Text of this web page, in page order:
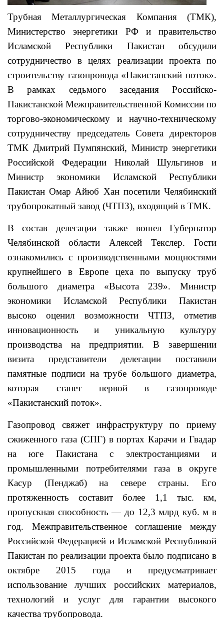
Трубная Металлургическая Компания (ТМК),
Министерство энергетики РФ и правительство
Исламской Республики Пакистан обсудили
сотрудничество в целях реализации проекта по
строительству газопровода «Пакистанский поток».
В рамках седьмого заседания Российско-
Пакистанской Межправительственной Комиссии по
торгово-экономическому и научно-техническому
сотрудничеству председатель Совета директоров
ТМК Дмитрий Пумпянский, Министр энергетики
Российской Федерации Николай Шульгинов и
Министр экономики Исламской Республики
Пакистан Омар Айюб Хан посетили Челябинский
трубопрокатный завод (ЧТПЗ), входящий в ТМК.
В состав делегации также вошел Губернатор
Челябинской области Алексей Текслер. Гости
ознакомились с производственными мощностями
крупнейшего в Европе цеха по выпуску труб
большого диаметра «Высота 239». Министр
экономики Исламской Республики Пакистан
высоко оценил возможности ЧТПЗ, отметив
инновационность и уникальную культуру
производства на предприятии. В завершении
визита представители делегации поставили
памятные подписи на трубе большого диаметра,
которая станет первой в газопроводе
«Пакистанский поток».
Газопровод свяжет инфраструктуру по приему
сжиженного газа (СПГ) в портах Карачи и Гвадар
на юге Пакистана с электростанциями и
промышленными потребителями газа в округе
Касур (Пенджаб) на севере страны. Его
протяженность составит более 1,1 тыс. км,
пропускная способность — до 12,3 млрд куб. м в
год. Межправительственное соглашение между
Российской Федерацией и Исламской Республикой
Пакистан по реализации проекта было подписано в
октябре 2015 года и предусматривает
использование лучших российских материалов,
технологий и услуг для гарантии высокого
качества трубопровода.